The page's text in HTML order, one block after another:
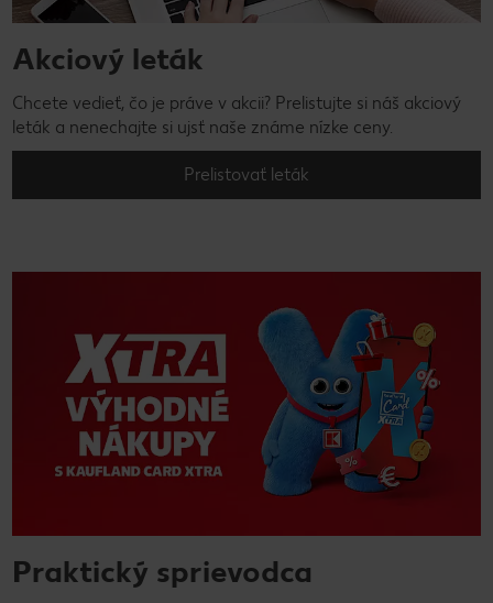
Akciový leták
Chcete vedieť, čo je práve v akcii? Prelistujte si náš akciový
leták a nenechajte si ujsť naše známe nízke ceny.
Prelistovať leták
Praktický sprievodca